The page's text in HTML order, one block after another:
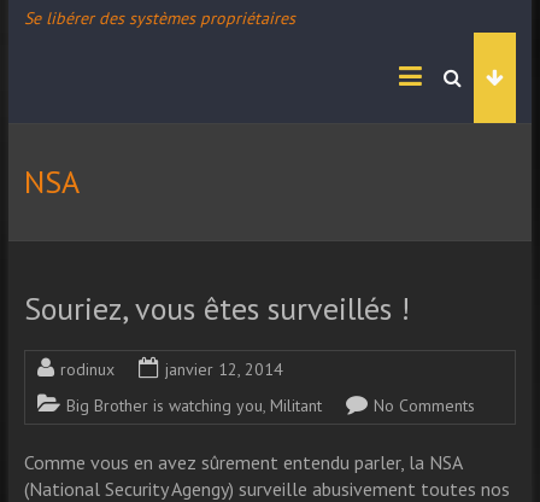
Se libérer des systèmes propriétaires
NSA
Souriez, vous êtes surveillés !
rodinux
janvier 12, 2014
Big Brother is watching you, Militant No Comments
Comme vous en avez sûrement entendu parler, la NSA
(National Security Agengy) surveille abusivement toutes nos